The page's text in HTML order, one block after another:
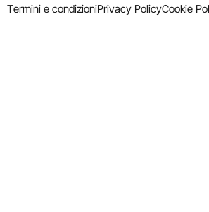
Termini e condizioniPrivacy PolicyCookie